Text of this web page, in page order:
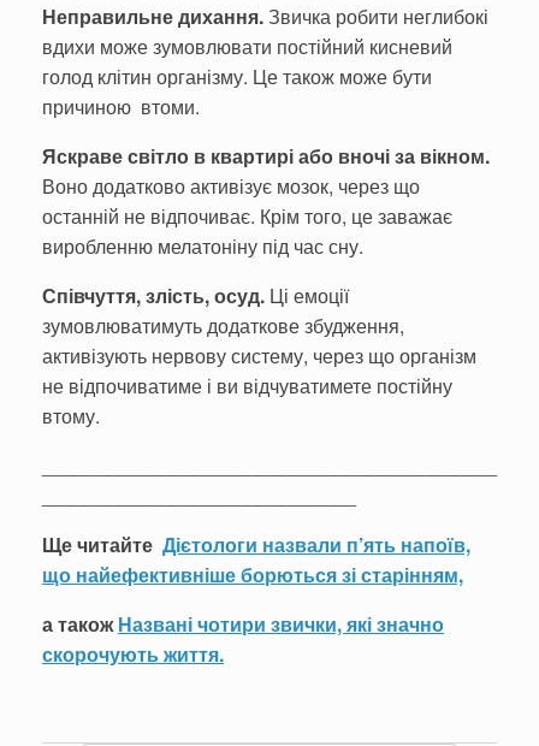
Неправильне дихання.Звичка робити неглибокі
вдихи може зумовлювати постійний кисневий
голод клітин організму. Це також може бути
причиною втоми.
Яскраве світло в квартирі або вночі за вікном.
Воно додатково активі­зує мозок, через що
останній не відпочиває. Крім того, це заважає
виробленню мелатоніну під час сну.
Співчуття, злість, осуд. Ці емоції
зумовлюватимуть до­даткове збудження,
активізують нервову систему, через що організм
не відпочиватиме і ви відчуватимете постійну
втому.
Ще читайте Дієтологи назвали п’ять напоїв,
що найефективніше борються зі старінням,
а такожНазвані чотири звички, які значно
скорочують життя.